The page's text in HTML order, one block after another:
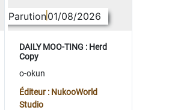
Parution01/08/2026
DAILY MOO-TING : Herd
Copy
o-okun
Éditeur : NukooWorld
Studio